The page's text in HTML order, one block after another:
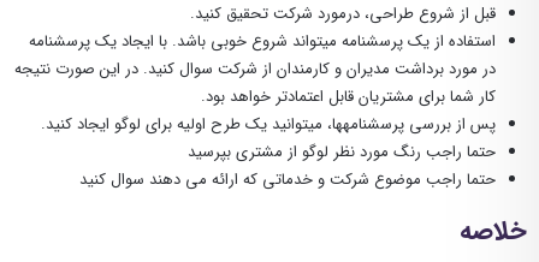
قبل از شروع طراحی، درمورد شرکت تحقیق کنید.
استفاده از یک پرسشنامه میتواند شروع خوبی باشد. با ایجاد یک پرسشنامه
در مورد برداشت مدیران و کارمندان از شرکت سوال کنید. در این صورت نتیجه
کار شما برای مشتریان قابل اعتمادتر خواهد بود.
پس از بررسی پرسشنامهها، میتوانید یک طرح اولیه برای لوگو ایجاد کنید.
حتما راجب رنگ مورد نظر لوگو از مشتری بپرسید
حتما راجب موضوع شرکت و خدماتی که ارائه می دهند سوال کنید
خلاصه